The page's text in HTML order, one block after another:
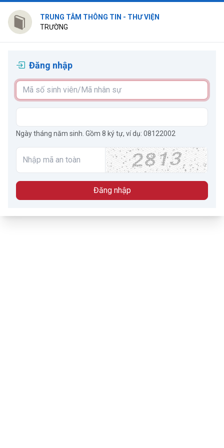
TRUNG TÂM THÔNG TIN - THƯ VIỆN
TRƯỜNG
Đăng nhập
Ngày tháng năm sinh. Gồm 8 ký tự, ví dụ: 08122002